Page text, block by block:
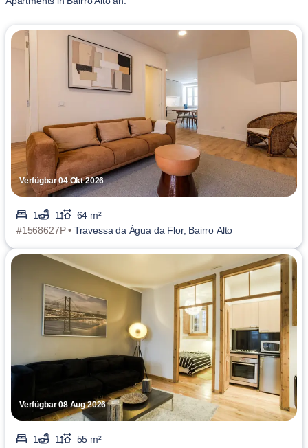
Verfügbar 04 Okt 2026
1 1
64 m²
#1568627P • Travessa da Água da Flor, Bairro Alto
Verfügbar 08 Aug 2026
1 1
55 m²